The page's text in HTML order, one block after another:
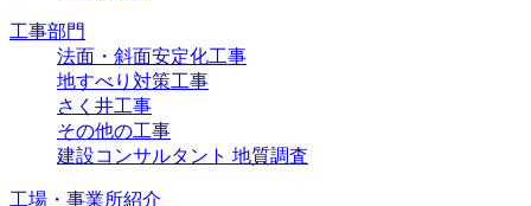
工事部門
法面・斜面安定化工事
地すべり対策工事
さく井工事
その他の工事
建設コンサルタント 地質調査
工場・事業所紹介